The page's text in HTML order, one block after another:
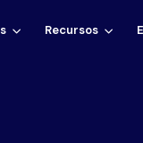
Recursos